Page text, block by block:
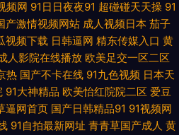
黄色二级特片 狠狠撸综合 久草在线资源
人妻黄址 色九九中文综合 日韩亚色五码
白丝 91黄色操逼网站 91国产原创大香蕉
网址导航 Av午夜蜜桃传媒软件 国产视频
频网 91日日夜夜91 超碰碰天天操 91
产激情视频网站 成人视频日本 茄子
视频下载 日韩逼网 精东传媒入口 黄
人影院在线播放 欧美足交一区二区
热 国产不卡在线 91九色视频 日本天
91大神精品 欧美怡红院院二区 爱豆
逼网首页 国产日韩精品91 91视频网
91自拍最新网址 青青草国产成人 黄